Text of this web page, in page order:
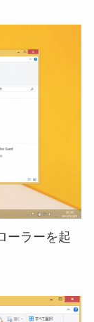
ーラーを起